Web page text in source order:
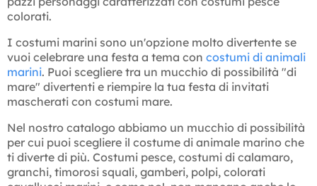
colorati.
I costumi marini sono un'opzione molto divertente se
vuoi celebrare una festa a tema con costumi di animali
marini. Puoi scegliere tra un mucchio di possibilità "di
mare" divertenti e riempire la tua festa di invitati
mascherati con costumi mare.
Nel nostro catalogo abbiamo un mucchio di possibilità
per cui puoi scegliere il costume di animale marino che
ti diverte di più. Costumi pesce, costumi di calamaro,
granchi, timorosi squali, gamberi, polpi, colorati